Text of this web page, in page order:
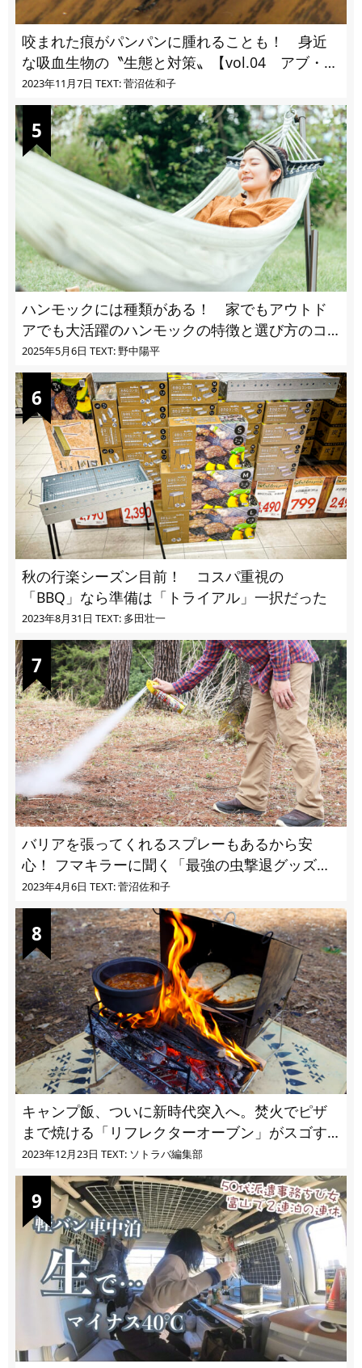
咬まれた痕がパンパンに腫れることも！ 身近
な吸血生物の〝生態と対策〟【vol.04 アブ・ブ
ユ・ヌカカ】
2023年11月7日 TEXT: 菅沼佐和子
ハンモックには種類がある！ 家でもアウトド
アでも大活躍のハンモックの特徴と選び方のコ
ツとは
2025年5月6日 TEXT: 野中陽平
秋の行楽シーズン目前！ コスパ重視の
「BBQ」なら準備は「トライアル」一択だった
2023年8月31日 TEXT: 多田壮一
バリアを張ってくれるスプレーもあるから安
心！ フマキラーに聞く「最強の虫撃退グッズ
vol.4」【キャンプサイトで使う虫よけ】
2023年4月6日 TEXT: 菅沼佐和子
キャンプ飯、ついに新時代突入へ。焚火でピザ
まで焼ける「リフレクターオーブン」がスゴす
ぎる
2023年12月23日 TEXT: ソトラバ編集部